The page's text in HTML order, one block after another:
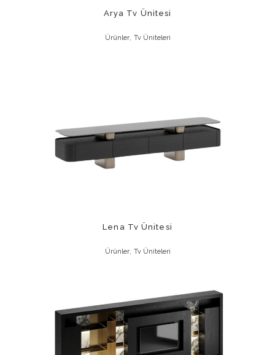
Arya Tv Ünitesi
Ürünler, Tv Üniteleri
Lena Tv Ünitesi
Ürünler, Tv Üniteleri